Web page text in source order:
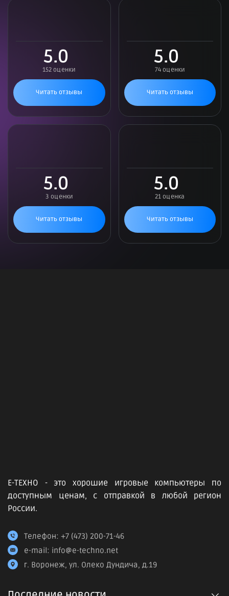
5.0
152 оценки
Читать отзывы
5.0
74 оценки
Читать отзывы
5.0
3 оценки
Читать отзывы
5.0
21 оценка
Читать отзывы
Е-ТЕХНО - это хорошие игровые компьютеры по
доступным ценам, с отправкой в любой регион
России.
Телефон: +7 (473) 200-71-46
e-mail: info@e-techno.net
г. Воронеж, ул. Олеко Дундича, д.19